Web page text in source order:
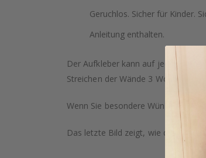
Geruchlos. Sicher für Kinder.
Anleitung enthalten.
Der Aufkleber kann auf jeder
Streichen der Wände 3 Wochen,
Wenn Sie besondere Wünsche
Das letzte Bild zeigt, wie das